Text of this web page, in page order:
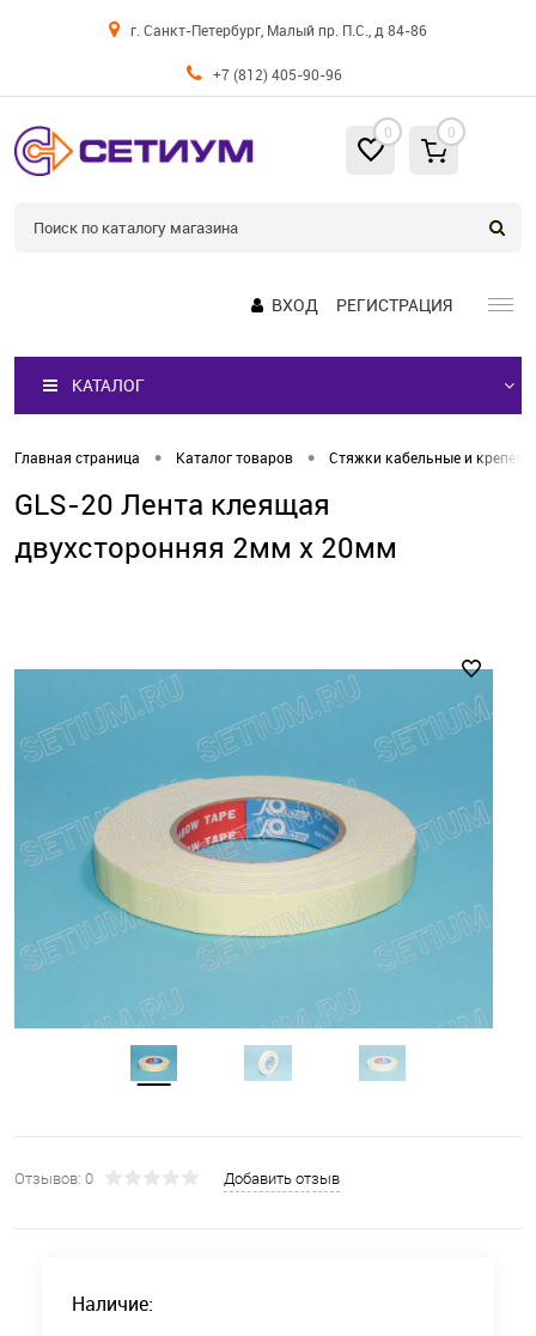
г. Санкт-Петербург, Малый пр. П.С., д 84-86
+7 (812) 405-90-96
0 0
ВХОД РЕГИСТРАЦИЯ
КАТАЛОГ
Главная страница • Каталог товаров • Стяжки кабельные и крепеж
GLS-20 Лента клеящая
двухсторонняя 2мм х 20мм
Отзывов: 0 Добавить отзыв
Наличие: